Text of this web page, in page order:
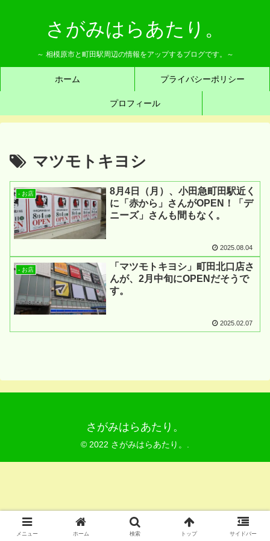
さがみはらあたり。
～ 相模原市と町田駅周辺の情報をアップするブログです。～
ホーム プライバシーポリシー
プロフィール
マツモトキヨシ
- お店
8月4日（月）、小田急町田駅近く
に「赤から」さんがOPEN！「デ
ニーズ」さんも間もなく。
2025.08.04
- お店
「マツモトキヨシ」町田北口店さ
んが、2月中旬にOPENだそうで
す。
2025.02.07
さがみはらあたり。
© 2022 さがみはらあたり。.
メニュー ホーム 検索 トップ サイドバー